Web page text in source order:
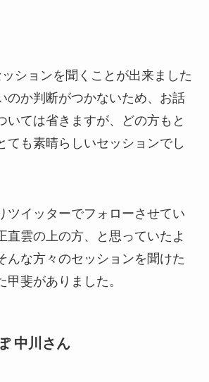
ションを聞くことが出来ました
のか判断がつかないため、お話
いては省きますが、どの方もと
ても素晴らしいセッションでし
ツイッターでフォローさせてい
直雲の上の方、と思っていたよ
んな方々のセッションを聞けた
甲斐がありました。
中川さん